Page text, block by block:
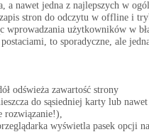
a nawet jedna z najlepszych w
stron do odczytu w offline i
wprowadzania użytkowników w
to sporadyczne, ale
odświeża zawartość strony
do sąsiedniej karty lub nawet
rozwiązanie!),
wyświetla pasek opcji na